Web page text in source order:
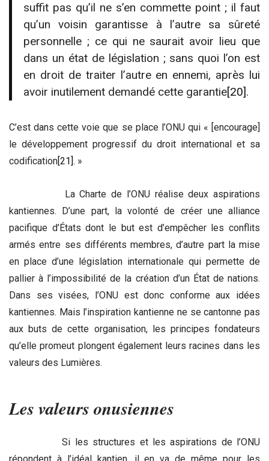
suffit pas qu’il ne s’en commette point ; il faut
qu’un voisin garantisse à l’autre sa sûreté
personnelle ; ce qui ne saurait avoir lieu que
dans un état de législation ; sans quoi l’on est
en droit de traiter l’autre en ennemi, après lui
avoir inutilement demandé cette garantie[20].
C’est dans cette voie que se place l’ONU qui « [encourage]
le développement progressif du droit international et sa
codification[21]. »
La Charte de l’ONU réalise deux aspirations
kantiennes. D’une part, la volonté de créer une alliance
pacifique d’États dont le but est d’empêcher les conflits
armés entre ses différents membres, d’autre part la mise
en place d’une législation internationale qui permette de
pallier à l’impossibilité de la création d’un État de nations.
Dans ses visées, l’ONU est donc conforme aux idées
kantiennes. Mais l’inspiration kantienne ne se cantonne pas
aux buts de cette organisation, les principes fondateurs
qu’elle promeut plongent également leurs racines dans les
valeurs des Lumières.
Les valeurs onusiennes
Si les structures et les aspirations de l’ONU